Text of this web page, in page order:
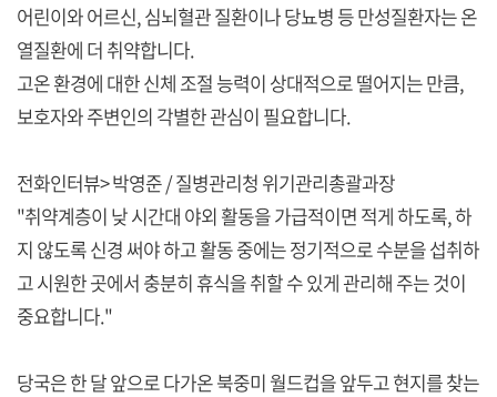
어린이와 어르신, 심뇌혈관 질환이나 당뇨병 등 만성질환자는 온
열질환에 더 취약합니다.
고온 환경에 대한 신체 조절 능력이 상대적으로 떨어지는 만큼,
보호자와 주변인의 각별한 관심이 필요합니다.
전화인터뷰> 박영준 / 질병관리청 위기관리총괄과장
"취약계층이 낮 시간대 야외 활동을 가급적이면 적게 하도록, 하
지 않도록 신경 써야 하고 활동 중에는 정기적으로 수분을 섭취하
고 시원한 곳에서 충분히 휴식을 취할 수 있게 관리해 주는 것이
중요합니다."
당국은 한 달 앞으로 다가온 북중미 월드컵을 앞두고 현지를 찾는